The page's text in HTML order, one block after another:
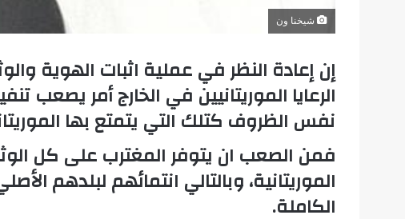
شيخنا ون
إن إعادة النظر في عملية اثبات الهوية
الرعايا الموريتانيين في الخارج أمر
نفس الظروف كتلك التي يتمتع بها
فمن الصعب ان يتوفر المغترب على كل
الموريتانية، وبالتالي انتمائهم لبلدهم
الكاملة.